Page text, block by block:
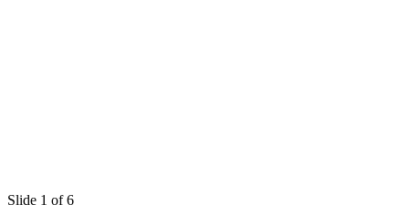
Slide 1 of 6